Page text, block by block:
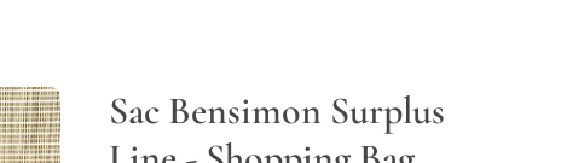
Sac Bensimon Surplus